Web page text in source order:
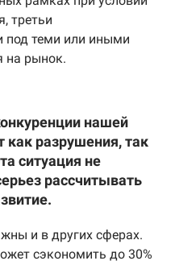
третьи
под теми или иными
на рынок.
нашей
как разрушения, так
ситуация не
рассчитывать
и в других сферах.
сэкономить до 30%